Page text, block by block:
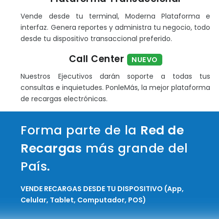
Vende desde tu terminal, Moderna Plataforma e
interfaz. Genera reportes y administra tu negocio, todo
desde tu dispositivo transaccional preferido.
Call Center
NUEVO
Nuestros Ejecutivos darán soporte a todas tus
consultas e inquietudes. PonleMás, la mejor plataforma
de recargas electrónicas.
Forma parte de la Red de
Recargas más grande del
País.
VENDE RECARGAS DESDE TU DISPOSITIVO (App,
Celular, Tablet, Computador, POS)